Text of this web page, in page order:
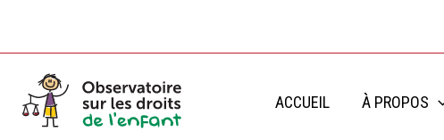
contenu
ACCUEIL À PROPOS